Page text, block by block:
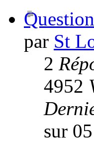
par St
2
4952
sur